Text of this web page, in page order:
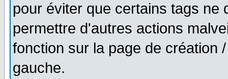
pour éviter que certains tags ne
permettre d'autres actions
fonction sur la page de création
gauche.